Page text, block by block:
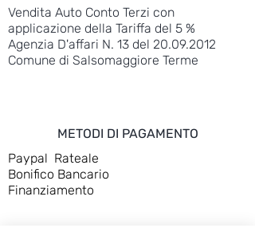
Vendita Auto Conto Terzi con
applicazione della Tariffa del 5 %
Agenzia D'affari N. 13 del 20.09.2012
Comune di Salsomaggiore Terme
METODI DI PAGAMENTO
Paypal Rateale
Bonifico Bancario
Finanziamento